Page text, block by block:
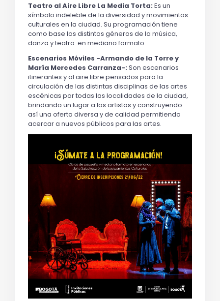
Teatro al Aire Libre La Media Torta: Es un
símbolo indeleble de la diversidad y movimientos
culturales en la ciudad. Su programación tiene
como base los distintos géneros de la música,
danza y teatro  en mediano formato.
Escenarios Móviles -Armando de la Torre y
María Mercedes Carranza-: Son escenarios
itinerantes y al aire libre pensados para la
circulación de las distintas disciplinas de las artes
escénicas por todas las localidades de la ciudad,
brindando un lugar a los artistas y construyendo
así una oferta diversa y de calidad permitiendo
acercar a nuevos públicos para las artes.